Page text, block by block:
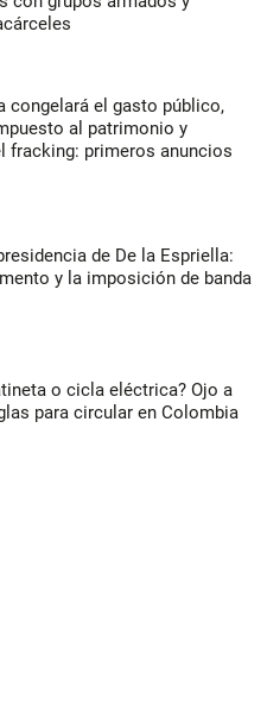
congelará el gasto público,
al patrimonio y
fracking: primeros anuncios
de De la Espriella:
y la imposición de banda
o cicla eléctrica? Ojo a
para circular en Colombia